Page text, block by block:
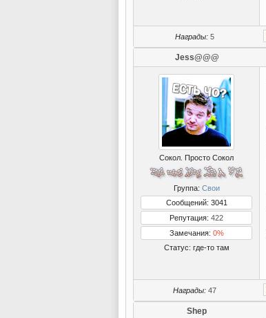
Награды: 5
Jess@@@
Сокол. Просто Сокол
Группа: Свои
Сообщений: 3041
Репутация: 422
Замечания: 0%
Статус: где-то там
Награды: 47
Shep